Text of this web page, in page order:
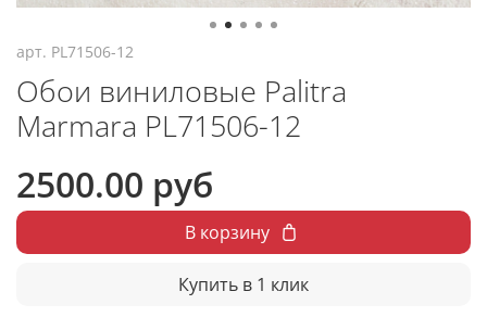
арт. PL71506-12
Обои виниловые Palitra
Marmara PL71506-12
2500.00 руб
В корзину
Купить в 1 клик